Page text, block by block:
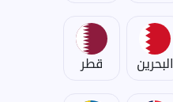
البحرين قطر